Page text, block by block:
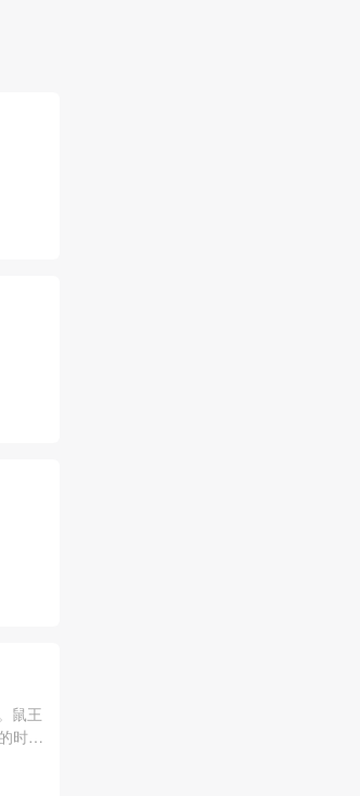
鼠王
时候